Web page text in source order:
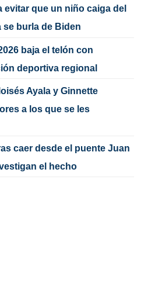
evitar que un niño caiga del
burla de Biden
baja el telón con
deportiva regional
Ayala y Ginnette
a los que se les
caer desde el puente Juan
el hecho